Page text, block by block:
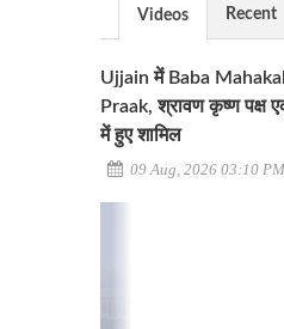
Videos Recent
Ujjain में Baba
Praak, श्रावण कृष्ण पक्ष
में हुए शामिल
09 Aug, 2026 03:10 PM